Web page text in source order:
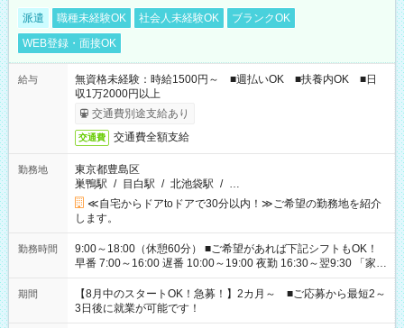
派遣 職種未経験OK 社会人未経験OK
ブランクOK
WEB登録・面接OK
給与
無資格未経験：時給1500円～ ■週払いOK ■扶養内OK ■日
収1万2000円以上
交通費別途支給あり
交通費 交通費全額支給
勤務地
東京都豊島区
巣鴨駅 / 目白駅 / 北池袋駅 / …
≪自宅からドアtoドアで30分以内！≫ご希望の勤務地を紹介
します。
勤務時間
9:00～18:00（休憩60分） ■ご希望があれば下記シフトもOK！
早番 7:00～16:00 遅番 10:00～19:00 夜勤 16:30～翌9:30 「家族
と休みを合わせたい」 「余裕を持って夕飯の準備がしたい」
「できれば残業はしたくない」 など、ご希望を教えてください
ね。 ※Wワーク希望の方へ 今ご覧のお仕事で希望する勤務時間
と、もう1つのお仕事の勤務時間。 合計で週40時間を超える場
期間
【8月中のスタートOK！急募！】2カ月～ ■ご応募から最短2～
3日後に就業が可能です！